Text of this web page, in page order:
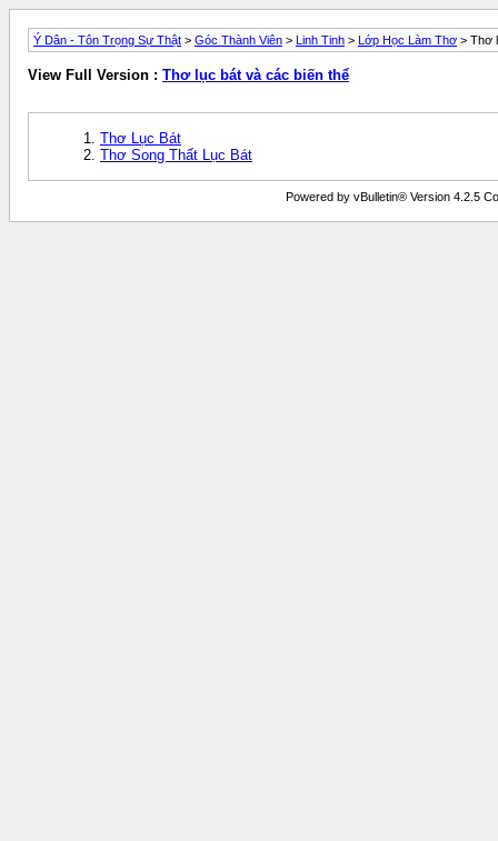
Ý Dân - Tôn Trọng Sự Thật > Góc Thành Viên > Linh Tinh > Lớp Học Làm Thơ > Thơ
View Full Version : Thơ lục bát và các biến thể
Thơ Lục Bát
Thơ Song Thất Lục Bát
Powered by vBulletin® Version 4.2.5